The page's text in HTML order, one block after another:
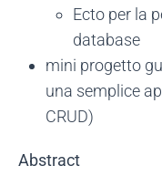
Ecto per la
database
mini progetto
una semplice
CRUD)
Abstract